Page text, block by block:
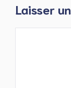
Laisser